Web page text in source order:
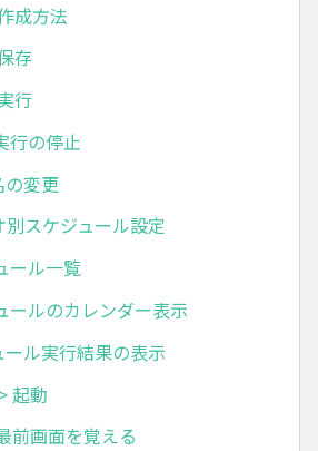
成方法
存
行
行の停止
の変更
スケジュール設定
ール一覧
ールのカレンダー表示
ル実行結果の表示
起動
前画面を覚える